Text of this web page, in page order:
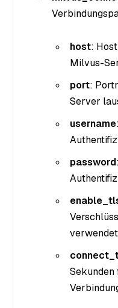
host:
Milvus-
port:
Server
username
password
Sekunden